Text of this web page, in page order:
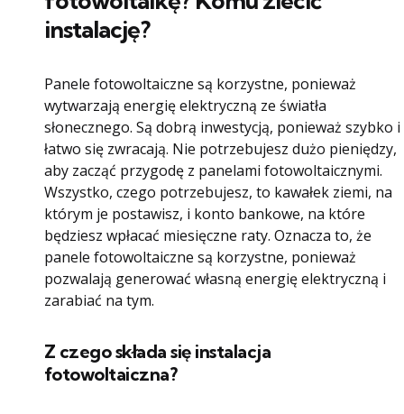
instalację?
Panele fotowoltaiczne są korzystne, ponieważ
wytwarzają energię elektryczną ze światła
słonecznego. Są dobrą inwestycją, ponieważ szybko i
łatwo się zwracają. Nie potrzebujesz dużo pieniędzy,
aby zacząć przygodę z panelami fotowoltaicznymi.
Wszystko, czego potrzebujesz, to kawałek ziemi, na
którym je postawisz, i konto bankowe, na które
będziesz wpłacać miesięczne raty. Oznacza to, że
panele fotowoltaiczne są korzystne, ponieważ
pozwalają generować własną energię elektryczną i
zarabiać na tym.
Z czego składa się instalacja
fotowoltaiczna?